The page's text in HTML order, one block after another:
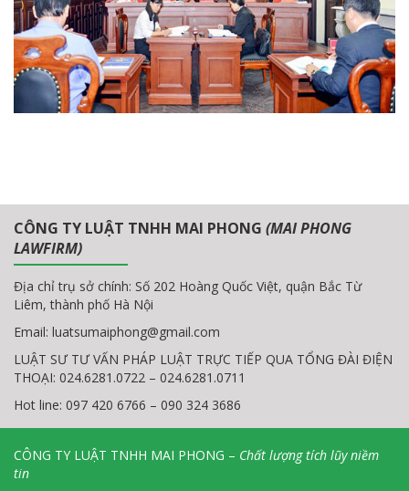
CÔNG TY LUẬT TNHH MAI PHONG (MAI PHONG
LAWFIRM)
Địa chỉ trụ sở chính: Số 202 Hoàng Quốc Việt, quận Bắc Từ
Liêm, thành phố Hà Nội
Email: luatsumaiphong@gmail.com
LUẬT SƯ TƯ VẤN PHÁP LUẬT TRỰC TIẾP QUA TỔNG ĐÀI ĐIỆN
THOẠI: 024.6281.0722 – 024.6281.0711
Hot line: 097 420 6766 – 090 324 3686
CÔNG TY LUẬT TNHH MAI PHONG – Chất lượng tích lũy niềm
tin